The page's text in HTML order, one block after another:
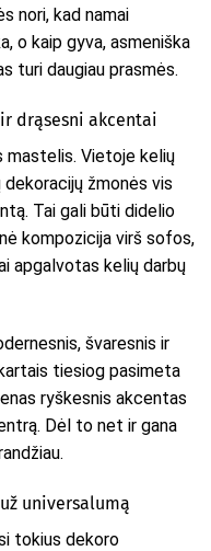
nori, kad namai
o kaip gyva, asmeniška
turi daugiau prasmės.
drąsesni akcentai
mastelis. Vietoje kelių
dekoracijų žmonės vis
Tai gali būti didelio
kompozicija virš sofos,
apgalvotas kelių darbų
švaresnis ir
tiesiog pasimeta
ryškesnis akcentas
Dėl to net ir gana
universalumą
tokius dekoro